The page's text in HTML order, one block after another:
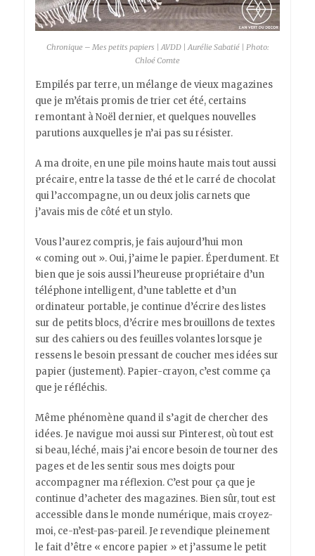
Chronique – Mes petits papiers | AVDD | Aurélie Sabatié | Photo:
Chloé Comte
Empilés par terre, un mélange de vieux magazines
que je m’étais promis de trier cet été, certains
remontant à Noël dernier, et quelques nouvelles
parutions auxquelles je n’ai pas su résister.
A ma droite, en une pile moins haute mais tout aussi
précaire, entre la tasse de thé et le carré de chocolat
qui l’accompagne, un ou deux jolis carnets que
j’avais mis de côté et un stylo.
Vous l’aurez compris, je fais aujourd’hui mon
« coming out ». Oui, j’aime le papier. Éperdument. Et
bien que je sois aussi l’heureuse propriétaire d’un
téléphone intelligent, d’une tablette et d’un
ordinateur portable, je continue d’écrire des listes
sur de petits blocs, d’écrire mes brouillons de textes
sur des cahiers ou des feuilles volantes lorsque je
ressens le besoin pressant de coucher mes idées sur
papier (justement). Papier-crayon, c’est comme ça
que je réfléchis.
Même phénomène quand il s’agit de chercher des
idées. Je navigue moi aussi sur Pinterest, où tout est
si beau, léché, mais j’ai encore besoin de tourner des
pages et de les sentir sous mes doigts pour
accompagner ma réflexion. C’est pour ça que je
continue d’acheter des magazines. Bien sûr, tout est
accessible dans le monde numérique, mais croyez-
moi, ce-n’est-pas-pareil. Je revendique pleinement
le fait d’être « encore papier » et j’assume le petit